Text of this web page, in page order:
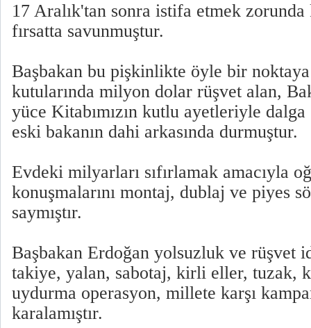
17 Aralık'tan sonra istifa etmek zorunda
fırsatta savunmuştur.
Başbakan bu pişkinlikte öyle bir
kutularında milyon dolar rüşvet alan,
yüce Kitabımızın kutlu ayetleriyle
eski bakanın dahi arkasında durmuştur.
Evdeki milyarları sıfırlamak amacıyla
konuşmalarını montaj, dublaj ve piyes
saymıştır.
Başbakan Erdoğan yolsuzluk ve rüşvet
takiye, yalan, sabotaj, kirli eller, tuzak,
uydurma operasyon, millete karşı
karalamıştır.